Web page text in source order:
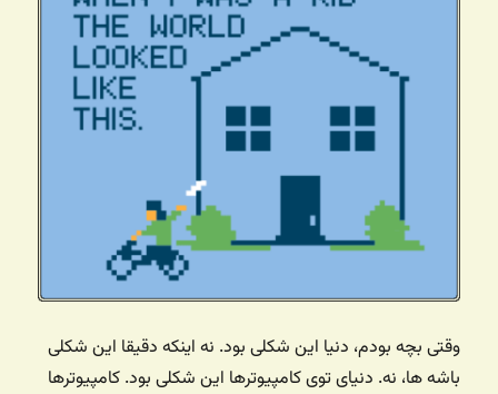
وقتی بچه بودم، دنیا این شکلی بود. نه اینکه دقیقا این شکلی
باشه ها، نه. دنیای توی کامپیوترها این شکلی بود. کامپیوترها